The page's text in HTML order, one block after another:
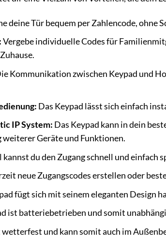
deine Tür bequem per Zahlencode, ohne
Vergebe individuelle Codes für
Kommunikation zwischen Keypad und
Das Keypad lässt sich einfach
IP System: Das Keypad kann in dein
Geräte und Funktionen.
du den Zugang schnell und einfach
neue Zugangscodes erstellen oder
fügt sich mit seinem eleganten Design
ist batteriebetrieben und somit
wetterfest und kann somit auch im